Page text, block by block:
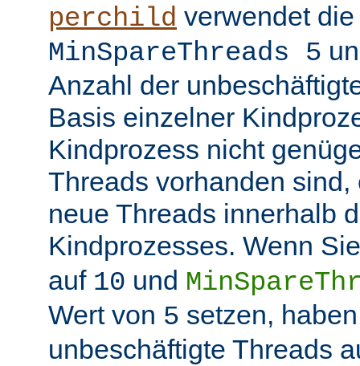
perchild verwendet
MinSpareThreads 5
Anzahl der
Basis einzelner
Kindprozess nicht
Threads vorhanden
neue Threads innerhalb
Kindprozesses. Wenn
auf 10 und
Wert von 5 setzen,
unbeschäftigte Threads